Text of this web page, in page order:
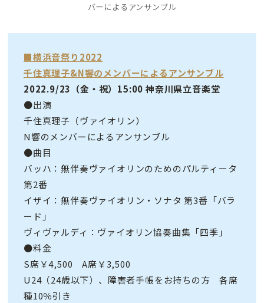
バーによるアンサンブル
■横浜音祭り2022
千住真理子&N響のメンバーによるアンサンブル
2022.9/23（金・祝）15:00 神奈川県立音楽堂
●出演
千住真理子（ヴァイオリン）
N響のメンバーによるアンサンブル
●曲目
バッハ：無伴奏ヴァイオリンのためのパルティータ
第2番
イザイ：無伴奏ヴァイオリン・ソナタ 第3番「バラ
ード」
ヴィヴァルディ：ヴァイオリン協奏曲集「四季」
●料金
S席￥4,500 A席￥3,500
U24（24歳以下）、障害者手帳をお持ちの方 各席
種10％引き